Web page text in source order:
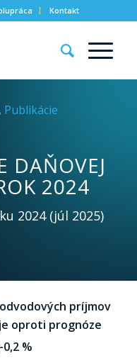
Kontakt
, Publikácie
DAŇOVEJ
2024
2024 (júl 2025)
príjmov
oproti prognóze
%